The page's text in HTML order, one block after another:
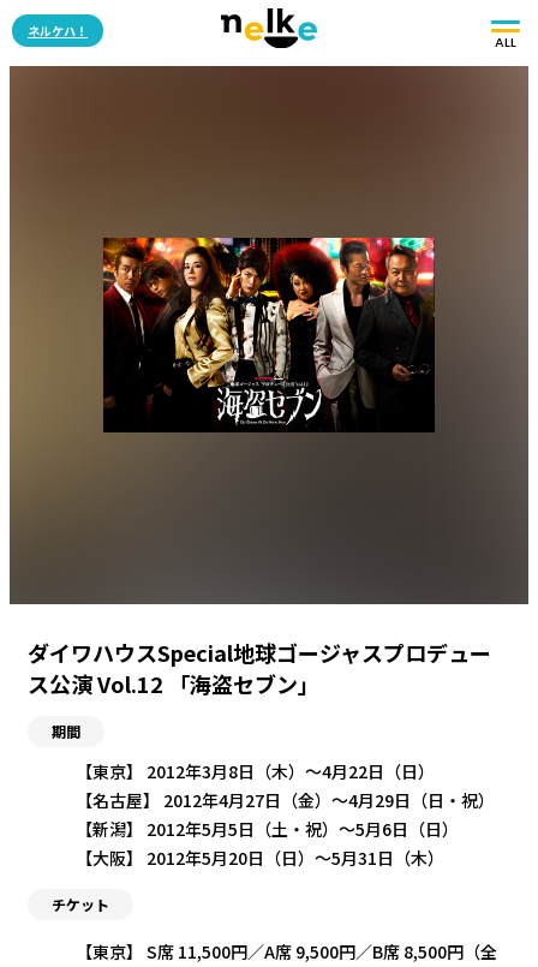
ネルケハ！
ALL
ダイワハウスSpecial地球ゴージャスプロデュー
ス公演 Vol.12 「海盗セブン」
期間
【東京】 2012年3月8日（木）〜4月22日（日）
【名古屋】 2012年4月27日（金）〜4月29日（日・祝）
【新潟】 2012年5月5日（土・祝）〜5月6日（日）
【大阪】 2012年5月20日（日）〜5月31日（木）
チケット
【東京】 S席 11,500円／A席 9,500円／B席 8,500円（全